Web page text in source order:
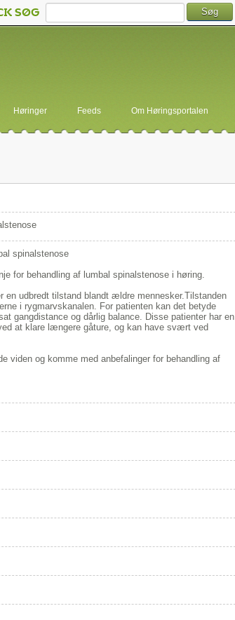
SØG Søg
Høringer Feeds Om Høringsportalen
spinalstenose
for behandling af lumbal spinalstenose i høring.
udbredt tilstand blandt ældre mennesker.Tilstanden
i rygmarvskanalen. For patienten kan det betyde
gangdistance og dårlig balance. Disse patienter har en
at klare længere gåture, og kan have svært ved
viden og komme med anbefalinger for behandling af